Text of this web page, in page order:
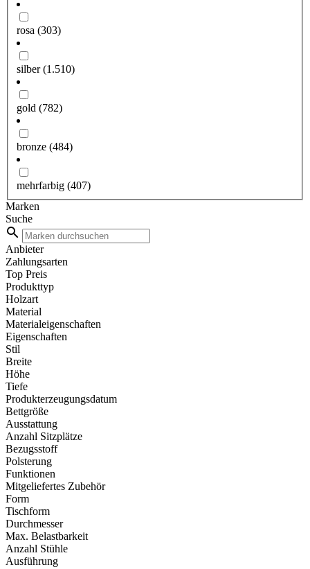
rosa (303)
silber(1.510)
gold (782)
bronze (484)
mehrfarbig (407)
Marken
Suche
Anbieter
Zahlungsarten
Top Preis
Produkttyp
Holzart
Material
Materialeigenschaften
Eigenschaften
Stil
Breite
Höhe
Tiefe
Produkterzeugungsdatum
Bettgröße
Ausstattung
Anzahl Sitzplätze
Bezugsstoff
Polsterung
Funktionen
Mitgeliefertes Zubehör
Form
Tischform
Durchmesser
Max. Belastbarkeit
Anzahl Stühle
Ausführung